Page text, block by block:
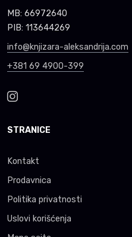
MB: 66972640
PIB: 113644269
info@knjizara-aleksandrija.com
+381 69 4900-399
STRANICE
Kontakt
Prodavnica
Politika privatnosti
Uslovi korišćenja